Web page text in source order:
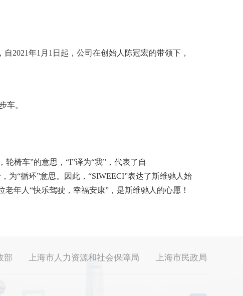
2021年1月1日起，公司在创始人陈冠宏的带领下，
车。
轮椅车”的意思，“I”译为“我”，代表了自
为“循环”意思。因此，“SIWEECI”表达了斯维驰人始
年人“快乐驾驶，幸福安康”，是斯维驰人的心愿！
部 上海市人力资源和社会保障局 上海市民政局